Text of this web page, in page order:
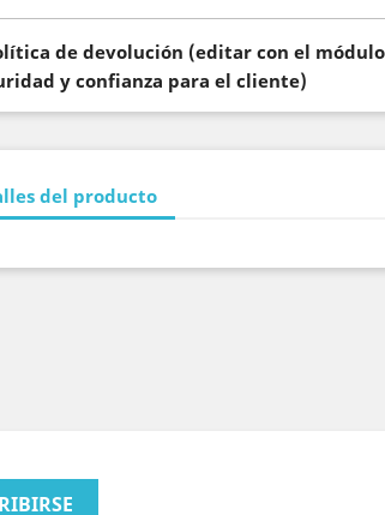
de devolución (editar con el
y confianza para el cliente)
del producto